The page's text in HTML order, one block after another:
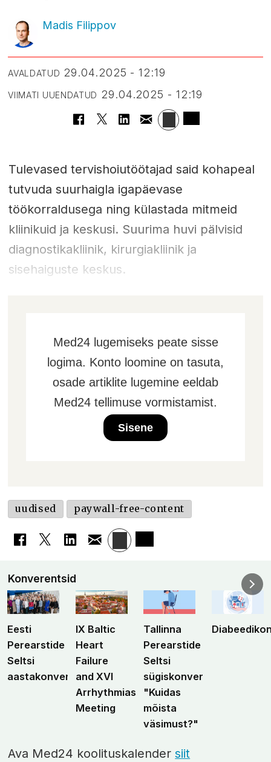
Madis Filippov
AVALDATUD 29.04.2025 - 12:19
VIIMATI UUENDATUD 29.04.2025 - 12:19
Tulevased tervishoiutöötajad said kohapeal
tutvuda suurhaigla igapäevase
töökorraldusega ning külastada mitmeid
kliinikuid ja keskusi. Suurima huvi pälvisid
diagnostikakliinik, kirurgiakliinik ja
sisehaiguste keskus.
Med24 lugemiseks peate sisse
logima. Konto loomine on tasuta,
osade artiklite lugemine eeldab
Med24 tellimuse vormistamist.
Sisene
uudised paywall-free-content
Konverentsid
Eesti
Perearstide
Seltsi
aastakonverents
IX Baltic
Heart
Failure
and XVI
Arrhythmias
Meeting
Tallinna
Perearstide
Seltsi
sügiskonverents
"Kuidas
mõista
väsimust?"
Ava Med24 koolituskalendersiit